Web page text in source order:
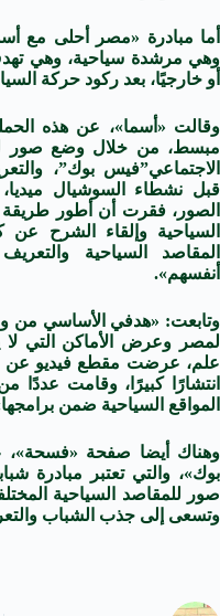
أما مبادرة «مصر أحلى مع
وهي مرشدة سياحية، وهي
أو خارجيًا، بعد ركود حركة
مبسط، من خلال وضع صور
الاجتماعي”فيس بوك”،
قبل نشطاء السوشيال
الصور، فقرت أن أطور
السياحية وإلقاء الشرح
المقاصد السياحية
أنفسهم».
وتابعت: «هدفي الأساسي من
لمصر وعرض الأماكن التي لا
علم، عرضت مقطع فيديو عن
انتشارًا كبيرًا، وقامت عددًا
المواقع السياحية ضمن
وهناك أيضا صفحة «فسحة»،
بوك»، والتي تعتبر مبادرة
صور للمقاصد السياحية
وتسعى إلى جذب الشباب